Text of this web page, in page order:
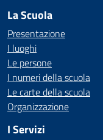
La Scuola
Presentazione
I luoghi
Le persone
I numeri della scuola
Le carte della scuola
Organizzazione
I Servizi